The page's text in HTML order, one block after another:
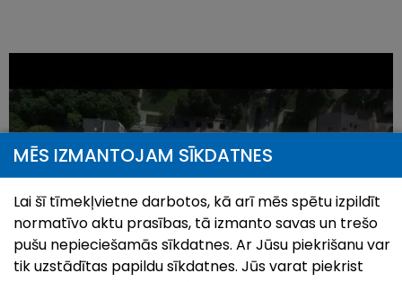
MĒS IZMANTOJAM SĪKDATNES
Lai šī tīmekļvietne darbotos, kā arī mēs spētu izpildīt
normatīvo aktu prasības, tā izmanto savas un trešo
pušu nepieciešamās sīkdatnes. Ar Jūsu piekrišanu var
tik uzstādītas papildu sīkdatnes. Jūs varat piekrist